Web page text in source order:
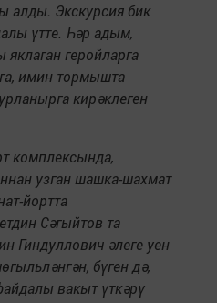
алды. Экскурсия бик
үтте. Һәр адым,
геройларга
имин тормышта
кирәклеген
комплексында,
узган шашка-шахмат
йортта
Сәгыйтов та
Гиндуллович әлеге уен
бүген дә,
вакыт үткәрү